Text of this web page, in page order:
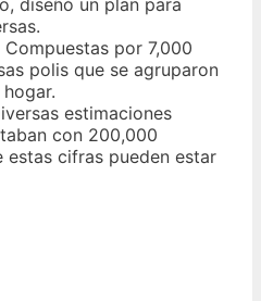
Compuestas por 7,000
polis que se agruparon
estimaciones
con 200,000
estas cifras pueden estar